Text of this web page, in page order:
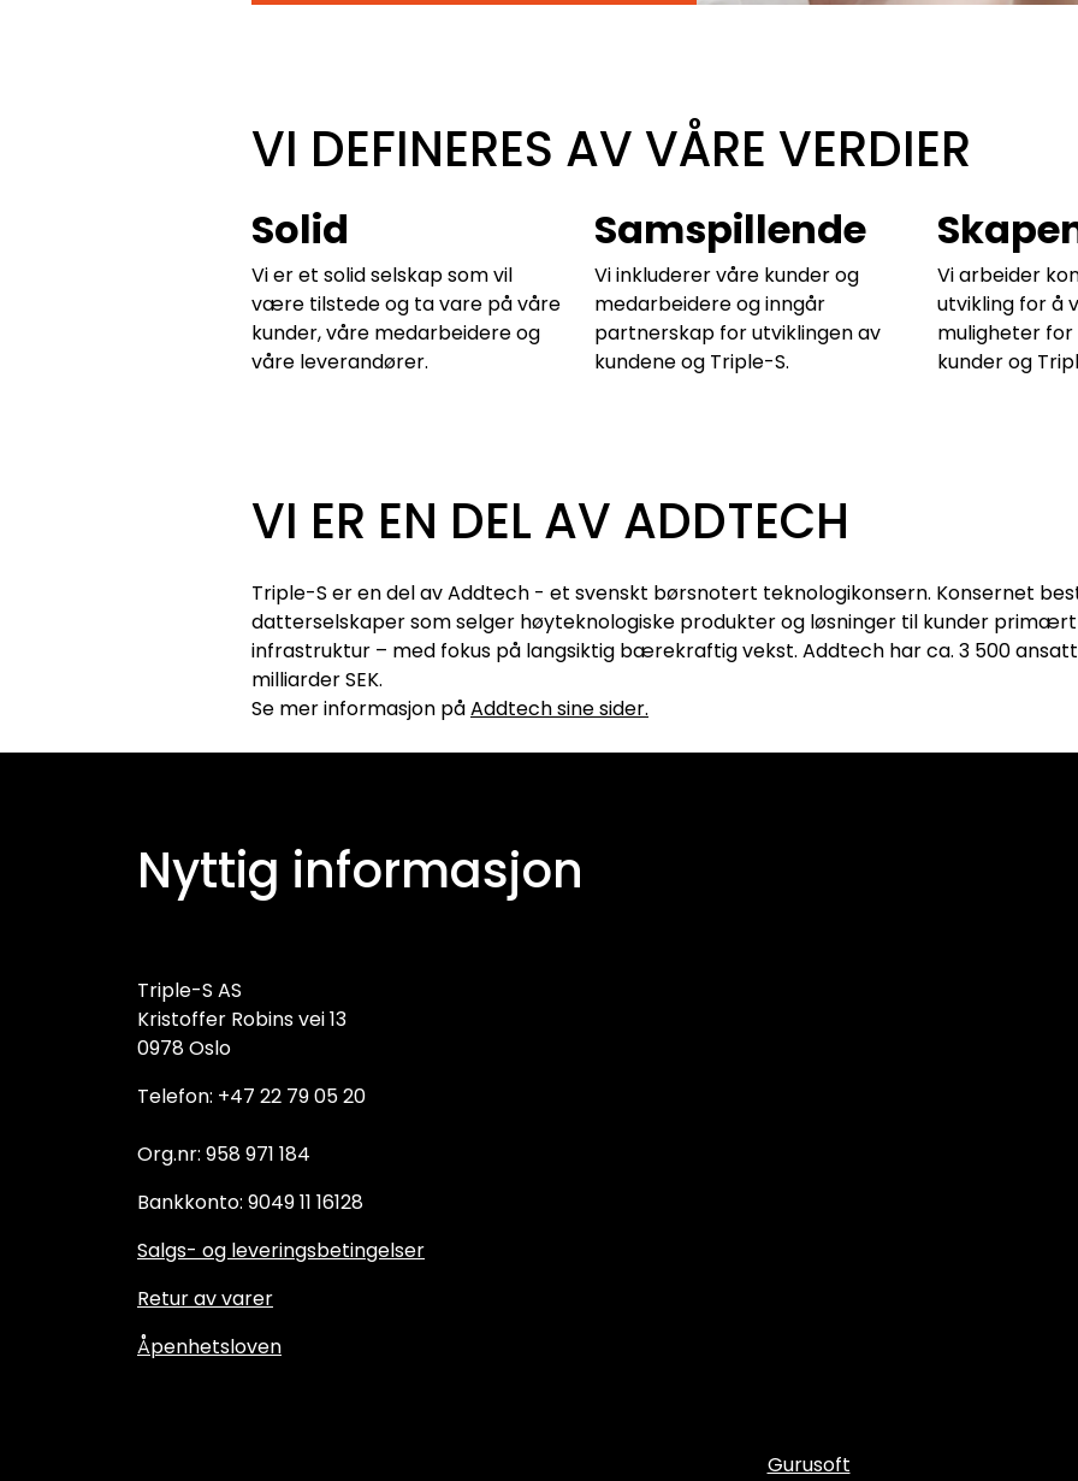
VI DEFINERES AV VÅRE VERDIER
Solid
Vi er et solid selskap som vil
være tilstede og ta vare på våre
kunder, våre medarbeidere og
våre leverandører.
Samspillende
Vi inkluderer våre kunder og
medarbeidere og inngår
partnerskap for utviklingen av
kundene og Triple-S.
Vi arbeider
utvikling for å
muligheter
kunder og
VI ER EN DEL AV ADDTECH
Triple-S er en del av Addtech - et svenskt børsnotert teknologikonsern. Konsernet
datterselskaper som selger høyteknologiske produkter og løsninger til kunder primært
infrastruktur – med fokus på langsiktig bærekraftig vekst. Addtech har ca. 3 500
milliarder SEK.
Se mer informasjon påAddtech sine sider.
Nyttig informasjon
Triple-S AS
Kristoffer Robins vei 13
0978 Oslo
Telefon: +47 22 79 05 20
Org.nr: 958 971 184
Bankkonto: 9049 11 16128
Salgs- og leveringsbetingelser
Retur av varer
Åpenhetsloven
Gurusoft